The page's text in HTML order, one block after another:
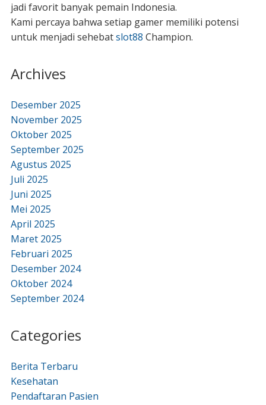
jadi favorit banyak pemain Indonesia.
Kami percaya bahwa setiap gamer memiliki potensi
untuk menjadi sehebatslot88 Champion.
Archives
Desember 2025
November 2025
Oktober 2025
September 2025
Agustus 2025
Juli 2025
Juni 2025
Mei 2025
April 2025
Maret 2025
Februari 2025
Desember 2024
Oktober 2024
September 2024
Categories
Berita Terbaru
Kesehatan
Pendaftaran Pasien